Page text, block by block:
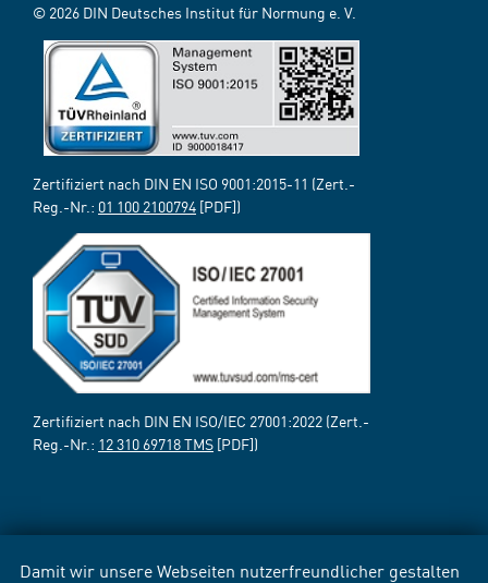
Damit wir unsere Webseiten nutzerfreundlicher gestalten
© 2026 DIN Deutsches Institut für Normung e. V.
Zertifiziert nach DIN EN ISO 9001:2015-11 (Zert.-
Reg.-Nr.: 01 100 2100794 [PDF])
Zertifiziert nach DIN EN ISO/IEC 27001:2022 (Zert.-
Reg.-Nr.: 12 310 69718 TMS [PDF])